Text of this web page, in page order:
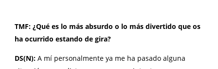
TMF: ¿Qué es lo más absurdo o lo más divertido que os
ha ocurrido estando de gira?
DS(N): A mí personalmente ya me ha pasado alguna